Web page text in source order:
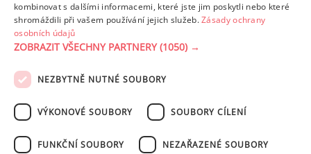
Detailní rozpis
PODMÍNKY UŽITÍ ZÁSADY OCHRANY OSOBNÍCH ÚDAJŮ
NASTAVENÍ COOKIES
kombinovat s dalšími informacemi, které jste jim poskytli nebo které
shromáždili při vašem používání jejich služeb.Zásady ochrany
osobních údajů
ZOBRAZIT VŠECHNY PARTNERY(1050) →
NEZBYTNĚ NUTNÉ SOUBORY
VÝKONOVÉ SOUBORY SOUBORY CÍLENÍ
FUNKČNÍ SOUBORY NEZAŘAZENÉ SOUBORY